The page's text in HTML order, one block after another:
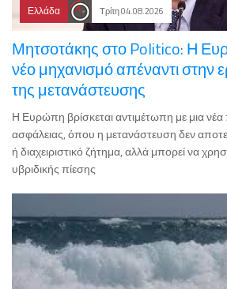
Ελλάδα Τρίτη 04.08.2026
Μητσοτάκης στο Politico: Η
νέο μηχανισμό απέναντι στην
της μετανάστευσης
Η Ευρώπη βρίσκεται αντιμέτωπη με μια
ασφάλειας, όπου η μετανάστευση δεν
ή διαχειριστικό ζήτημα, αλλά μπορεί να
υβριδικής πίεσης